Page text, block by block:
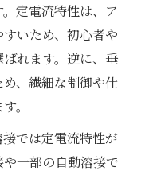
定電流特性は、ア
いため、初心者や
れます。逆に、垂
、繊細な制御や仕
。
では定電流特性が
一部の自動溶接で